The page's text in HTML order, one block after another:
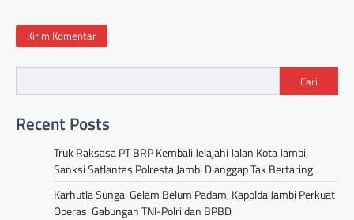
Cari
Recent Posts
Truk Raksasa PT BRP Kembali Jelajahi Jalan Kota Jambi,
Sanksi Satlantas Polresta Jambi Dianggap Tak Bertaring
Karhutla Sungai Gelam Belum Padam, Kapolda Jambi Perkuat
Operasi Gabungan TNI-Polri dan BPBD